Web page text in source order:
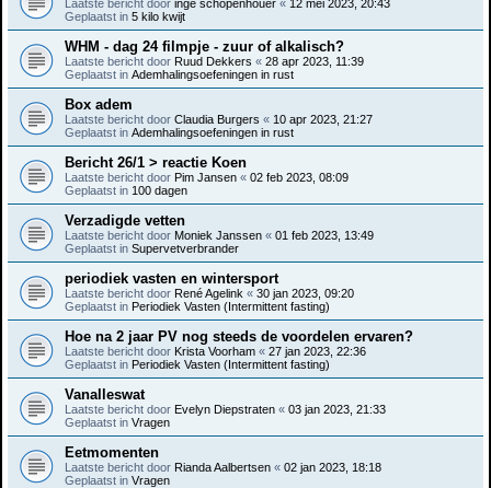
Laatste bericht door inge schopenhouer « 12 mei 2023, 20:43
Geplaatst in 5 kilo kwijt
WHM - dag 24 filmpje - zuur of alkalisch?
Laatste bericht door Ruud Dekkers « 28 apr 2023, 11:39
Geplaatst in Ademhalingsoefeningen in rust
Box adem
Laatste bericht door Claudia Burgers « 10 apr 2023, 21:27
Geplaatst in Ademhalingsoefeningen in rust
Bericht 26/1 > reactie Koen
Laatste bericht door Pim Jansen « 02 feb 2023, 08:09
Geplaatst in 100 dagen
Verzadigde vetten
Laatste bericht door Moniek Janssen « 01 feb 2023, 13:49
Geplaatst in Supervetverbrander
periodiek vasten en wintersport
Laatste bericht door René Agelink « 30 jan 2023, 09:20
Geplaatst in Periodiek Vasten (Intermittent fasting)
Hoe na 2 jaar PV nog steeds de voordelen ervaren?
Laatste bericht door Krista Voorham « 27 jan 2023, 22:36
Geplaatst in Periodiek Vasten (Intermittent fasting)
Vanalleswat
Laatste bericht door Evelyn Diepstraten « 03 jan 2023, 21:33
Geplaatst in Vragen
Eetmomenten
Laatste bericht door Rianda Aalbertsen « 02 jan 2023, 18:18
Geplaatst in Vragen